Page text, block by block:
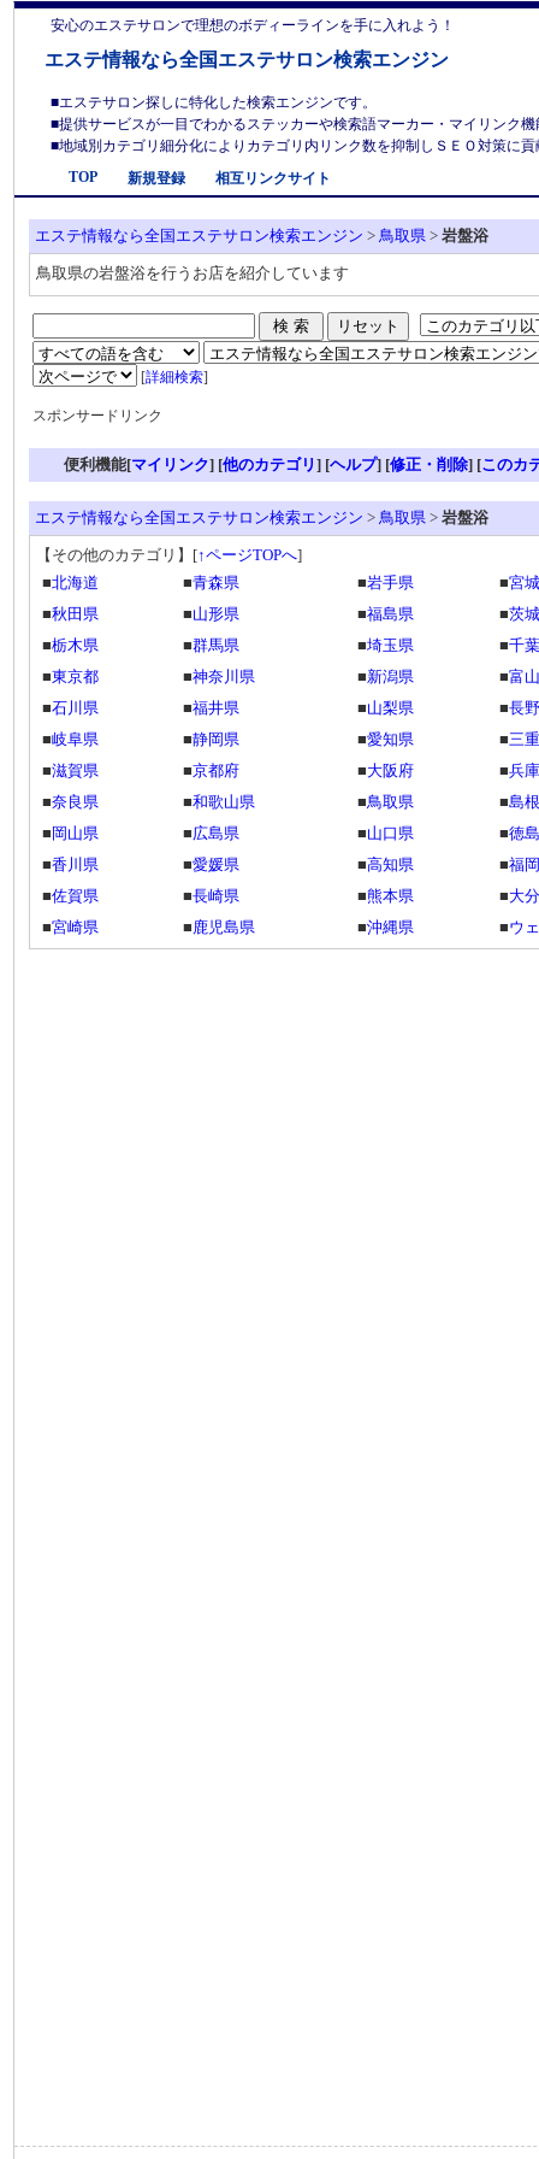
安心のエステサロンで理想のボディーラインを手に入れよう！
エステ情報なら全国エステサロン検索エンジン
■エステサロン探しに特化した検索エンジンです。
■提供サービスが一目でわかるステッカーや検索語マーカー・マイリンク
■地域別カテゴリ細分化によりカテゴリ内リンク数を抑制しＳＥＯ対策に
TOP
新規登録 相互リンクサイト
エステ情報なら全国エステサロン検索エンジン > 鳥取県 > 岩盤浴
鳥取県の岩盤浴を行うお店を紹介しています
[詳細検索]
スポンサードリンク
便利機能[マイリンク] [他のカテゴリ] [ヘルプ] [修正・削除] [このカ
エステ情報なら全国エステサロン検索エンジン > 鳥取県 > 岩盤浴
【その他のカテゴリ】 [↑ページTOPへ]
■北海道 ■青森県 ■岩手県 ■宮
■秋田県 ■山形県 ■福島県 ■茨
■栃木県 ■群馬県 ■埼玉県 ■千
■東京都 ■神奈川県 ■新潟県 ■富
■石川県 ■福井県 ■山梨県 ■長
■岐阜県 ■静岡県 ■愛知県 ■三
■滋賀県 ■京都府 ■大阪府 ■兵
■奈良県 ■和歌山県 ■鳥取県 ■島
■ 岡山県 ■広島県 ■山口県 ■徳
■香川県 ■愛媛県 ■高知県 ■福
■佐賀県 ■長崎県 ■熊本県 ■大
■宮崎県 ■鹿児島県 ■沖縄県 ■ウ